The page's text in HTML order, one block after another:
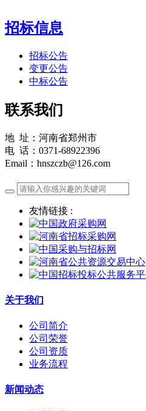
招标信息
招标公告
变更公告
中标公告
联系我们
地 址：河南省郑州市
电 话：0371-68922396
Email：hnszczb@126.com
友情链接 :
关于我们
公司简介
公司荣誉
公司资质
业务流程
新闻动态